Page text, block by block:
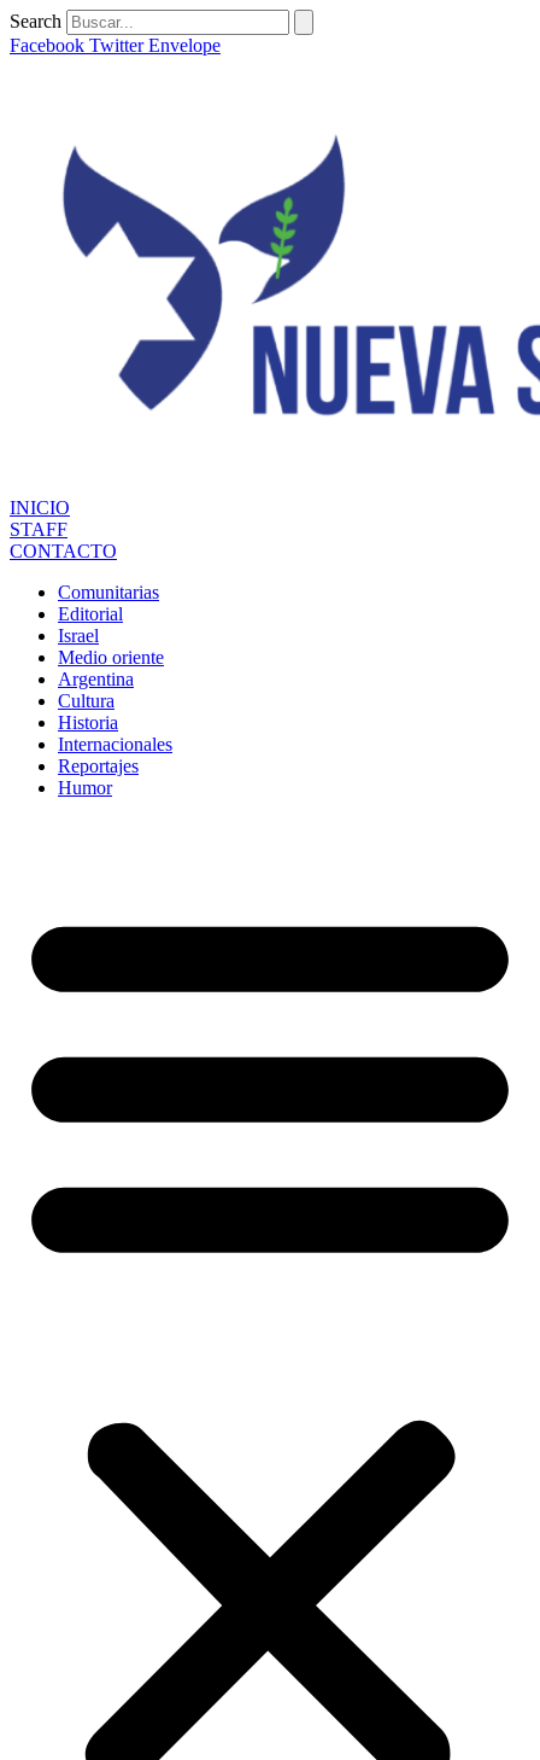
Ir
al
Search
Facebook Twitter Envelope
INICIO
STAFF
CONTACTO
Comunitarias
Editorial
Israel
Medio oriente
Argentina
Cultura
Historia
Internacionales
Reportajes
Humor